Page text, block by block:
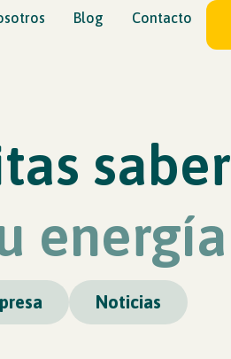
Blog Contacto
saber
energía
Noticias